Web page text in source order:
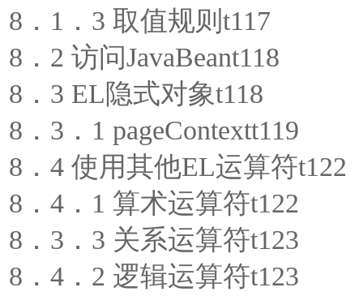
8．1．3 取值规则t117
8．2 访问JavaBeant118
8．3 EL隐式对象t118
8．3．1 pageContextt119
8．4 使用其他EL运算符t122
8．4．1 算术运算符t122
8．3．3 关系运算符t123
8．4．2 逻辑运算符t123